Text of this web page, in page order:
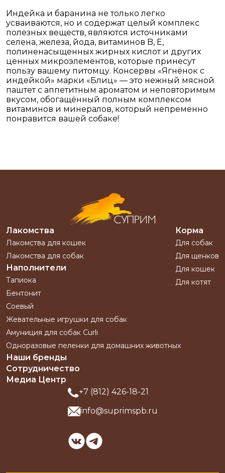
Индейка и баранина не только легко
усваиваются, но и содержат целый комплекс
полезных веществ, являются источниками
селена, железа, йода, витаминов B, E,
полиненасыщенных жирных кислот и других
ценных микроэлементов, которые принесут
пользу вашему питомцу. Консервы «Ягнёнок с
индейкой» марки «Блиц» — это нежный мясной
паштет с аппетитным ароматом и неповторимым
вкусом, обогащённый полным комплексом
витаминов и минералов, который непременно
понравится вашей собаке!
Лакомства
Лакомства для кошек
Лакомства для собак
Наполнители
Тапиока
Бентонит
Соевый
Корма
Для собак
Для щенков
Для кошек
Для котят
Жевательные игрушки для собак
Амуниция для собак Curli
Одноразовые пеленки для домашних животных
Наши бренды
Сотрудничество
Медиа Центр
+7 (812) 426-18-21
info@suprimspb.ru